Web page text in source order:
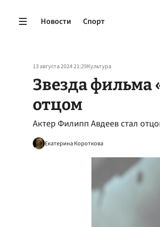
Новости Спорт
13 августа 2024 21:29Культура
Звезда фильма
отцом
Актер Филипп Авдеев стал
Екатерина Короткова